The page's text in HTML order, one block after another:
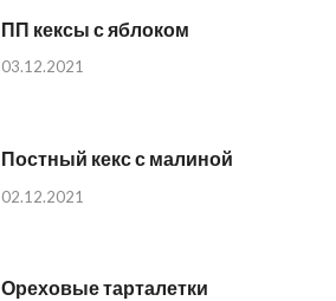
ПП кексы с яблоком
03.12.2021
Постный кекс с малиной
02.12.2021
Ореховые тарталетки